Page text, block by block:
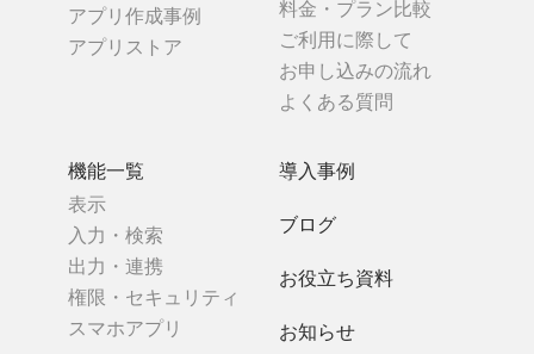
アプリ作成事例
アプリストア
機能一覧
表示
入力・検索
出力・連携
権限・セキュリティ
スマホアプリ
料金・プラン比較
ご利用に際して
お申し込みの流れ
よくある質問
導入事例
ブログ
お役立ち資料
お知らせ